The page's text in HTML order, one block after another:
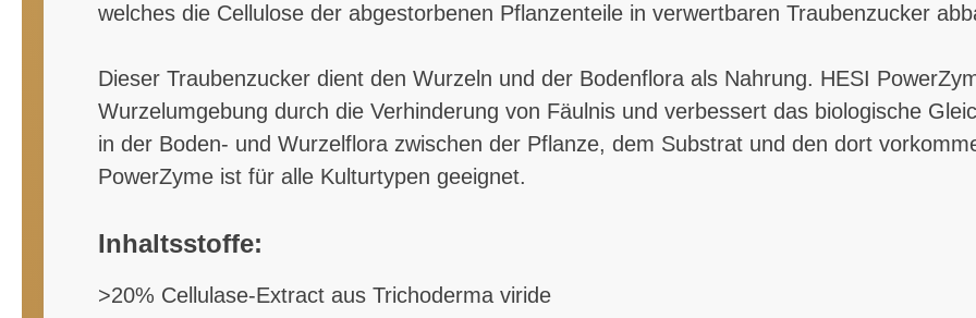
welches die Cellulose der abgestorbenen Pflanzenteile in verwertbaren Traubenzucker
Dieser Traubenzucker dient den Wurzeln und der Bodenflora als Nahrung. HESI
Wurzelumgebung durch die Verhinderung von Fäulnis und verbessert das biologische
in der Boden- und Wurzelflora zwischen der Pflanze, dem Substrat und den dort
PowerZyme ist für alle Kulturtypen geeignet.
Inhaltsstoffe:
>20% Cellulase-Extract aus Trichoderma viride